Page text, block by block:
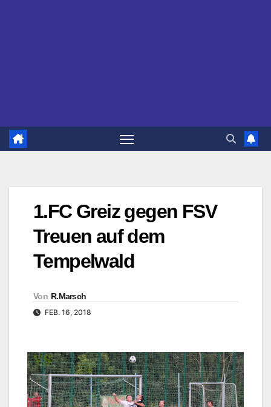
1.FC Greiz gegen FSV
Treuen auf dem
Tempelwald
Von R.Marsch
FEB. 16, 2018